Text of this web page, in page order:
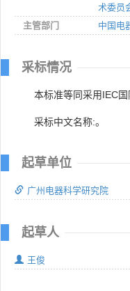
术委员
主管部门
中国电
采标情况
本标准等同采用IEC
采标中文名称:。
起草单位
广州电器科学研究院
起草人
王俊